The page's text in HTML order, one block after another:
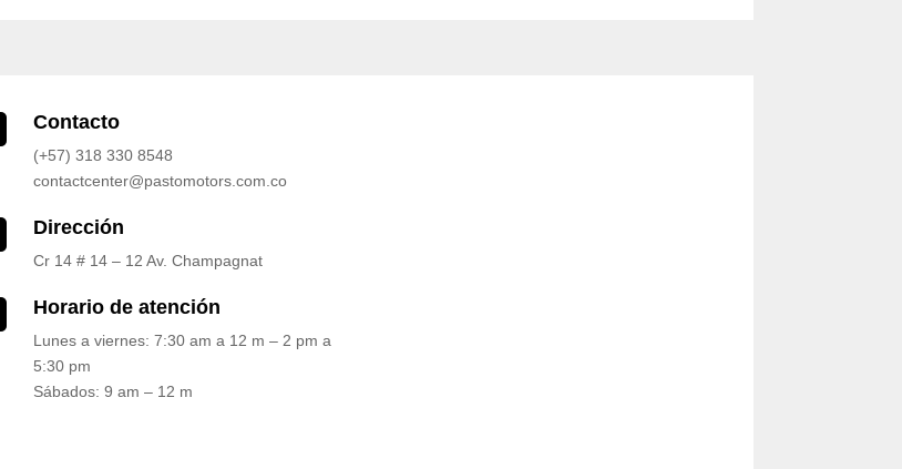
Contacto
(+57) 318 330 8548
contactcenter@pastomotors.com.co
Dirección
Cr 14 # 14 – 12 Av. Champagnat
Horario de atención
Lunes a viernes: 7:30 am a 12 m – 2 pm a
5:30 pm
Sábados: 9 am – 12 m